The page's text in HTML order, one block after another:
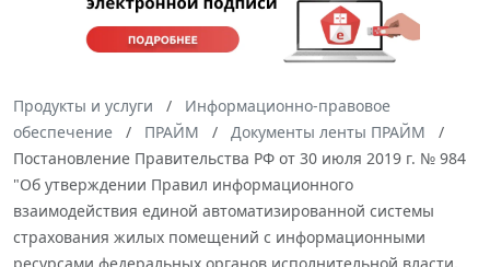
Продукты и услуги
Информационно-правовое
обеспечение
ПРАЙМ
Документы ленты ПРАЙМ
Постановление Правительства РФ от 30 июля 2019 г. № 984
"Об утверждении Правил информационного
взаимодействия единой автоматизированной системы
страхования жилых помещений с информационными